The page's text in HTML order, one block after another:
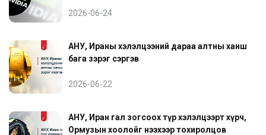
2026-06-24
АНУ, Ираны хэлэлцээний дараа алтны ханш
бага зэрэг сэргэв
2026-06-22
АНУ, Иран гал зогсоох түр хэлэлцээрт хүрч,
Ормузын хоолойг нээхээр тохиролцов